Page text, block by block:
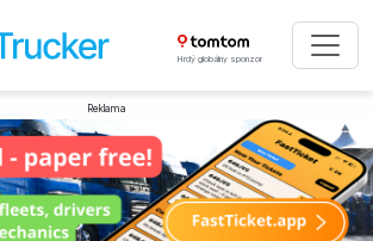
Hrdý globálny sponzor
Reklama